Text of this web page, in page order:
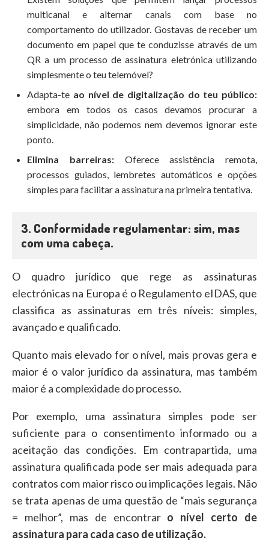
multicanal e alternar canais com base no
comportamento do utilizador. Gostavas de receber um
documento em papel que te conduzisse através de um
QR a um processo de assinatura eletrónica utilizando
simplesmente o teu telemóvel?
Adapta-te ao nível de digitalização do teu público:
embora em todos os casos devamos procurar a
simplicidade, não podemos nem devemos ignorar este
ponto.
Elimina barreiras:Oferece assistência remota,
processos guiados, lembretes automáticos e opções
simples para facilitar a assinatura na primeira tentativa.
3. Conformidade regulamentar: sim, mas
com uma cabeça.
O quadro jurídico que rege as assinaturas
electrónicas na Europa é o Regulamento eIDAS, que
classifica as assinaturas em três níveis: simples,
avançado e qualificado.
Quanto mais elevado for o nível, mais provas gera e
maior é o valor jurídico da assinatura, mas também
maior é a complexidade do processo.
Por exemplo, uma assinatura simples pode ser
suficiente para o consentimento informado ou a
aceitação das condições. Em contrapartida, uma
assinatura qualificada pode ser mais adequada para
contratos com maior risco ou implicações legais. Não
se trata apenas de uma questão de “mais segurança
= melhor”, mas de encontrar o nível certo de
assinatura para cada caso de utilização.